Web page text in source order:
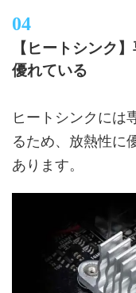
【ヒートシンク
優れている
ヒートシンクには
るため、放熱性に
あります。